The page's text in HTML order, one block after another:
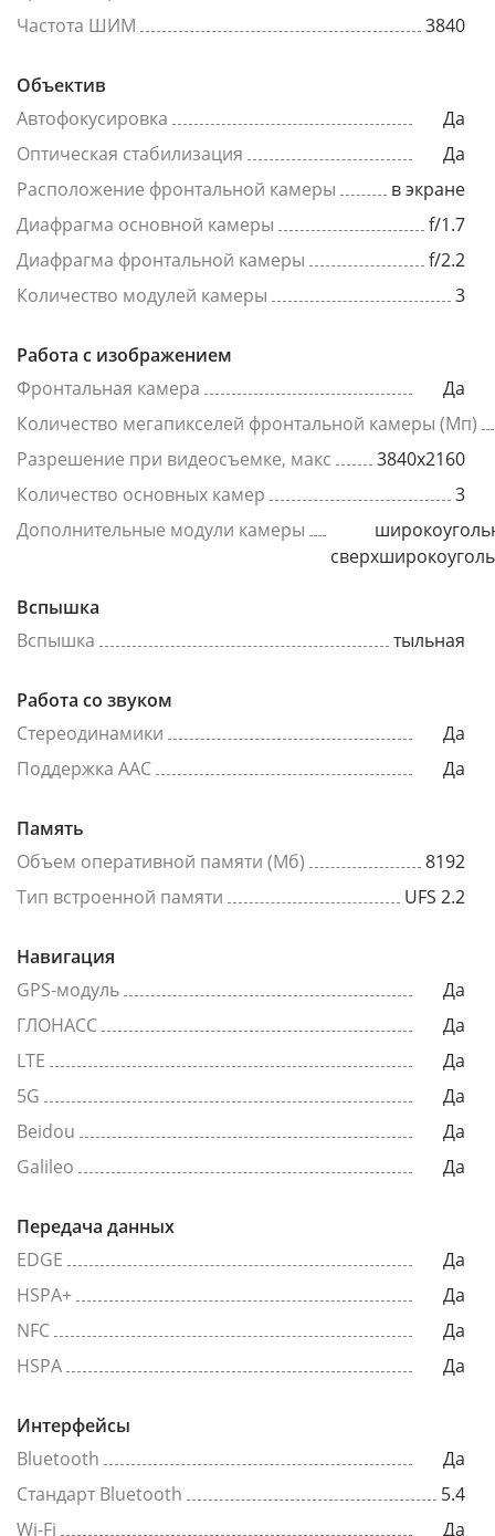
Частота ШИМ
3840
Объектив
Автофокусировка
Да
Оптическая стабилизация
Да
Расположение фронтальной камеры
в экране
Диафрагма основной камеры
f/1.7
Диафрагма фронтальной камеры
f/2.2
Количество модулей камеры
3
Работа с изображением
Фронтальная камера
Да
Количество мегапикселей фронтальной камеры (Мп)
Разрешение при видеосъемке, макс
3840x2160
Количество основных камер
3
Дополнительные модули камеры
Вспышка
Вспышка
тыльная
Работа со звуком
Стереодинамики
Да
Поддержка AAC
Да
Память
Объем оперативной памяти (Мб)
8192
Тип встроенной памяти
UFS 2.2
Навигация
GPS-модуль
Да
ГЛОНАСС
Да
LTE
Да
5G
Да
Beidou
Да
Galileo
Да
Передача данных
EDGE
Да
HSPA+
Да
NFC
Да
HSPA
Да
Интерфейсы
Bluetooth
Да
Стандарт Bluetooth
5.4
Wi-Fi
Да